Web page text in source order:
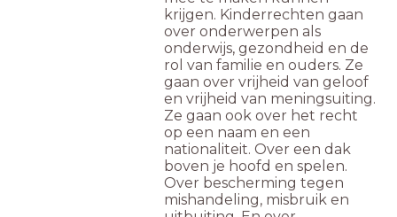
krijgen. Kinderrechten gaan
over onderwerpen als
onderwijs, gezondheid en de
rol van familie en ouders. Ze
gaan over vrijheid van geloof
en vrijheid van meningsuiting.
Ze gaan ook over het recht
op een naam en een
nationaliteit. Over een dak
boven je hoofd en spelen.
Over bescherming tegen
mishandeling, misbruik en